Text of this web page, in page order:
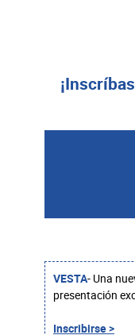
VESTA- Una
presentación
Inscribirse >